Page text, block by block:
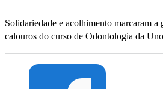
Solidariedade e acolhimento marcaram a
calouros do curso de Odontologia da